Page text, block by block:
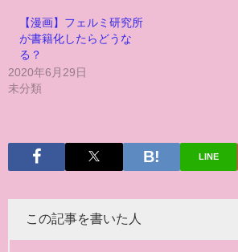
【漫画】フェルミ研究所
が書籍化したらどうな
る？
2020年6月29日
未分類
LINE
この記事を書いた人